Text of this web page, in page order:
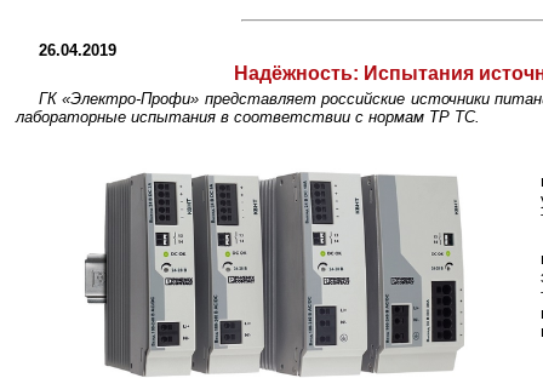
26.04.2019
Надёжность: Испытания
ГК «Электро-Профи» представляет российские источники
лабораторные испытания в соответствии с нормам ТР ТС.